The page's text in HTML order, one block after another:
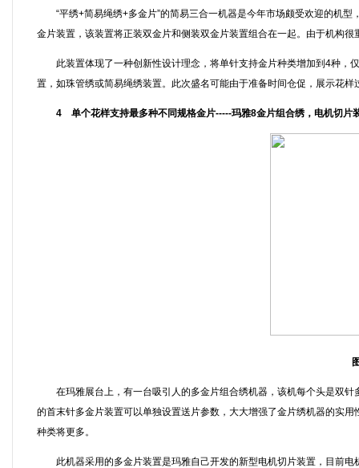
“平绣+简易绳绣+多金片”的简易三合一机器是今年市场颇受欢迎的机型
金片装置，该装置将正装双金片和侧装双金片装置组合在一起。由于机构
此装置体现了一种创新性设计理念，将单针支持金片种类增加到4种，
置，如珠管绣或简易绳绣装置。此次盛名可能由于准备时间仓促，展示花
4 单个花样支持最多种不同规格金片-----玛雅8金片组合绣，电机切片
在玛雅展台上，有一台吸引人的多金片组合绣机器，该机每个头是双针
的首末针多金片装置可以单独设置送片参数，大大增强了金片绣机器的实
种类将更多。
此机器采用的多金片装置是玛雅自己开发的新型电机切片装置，目前电